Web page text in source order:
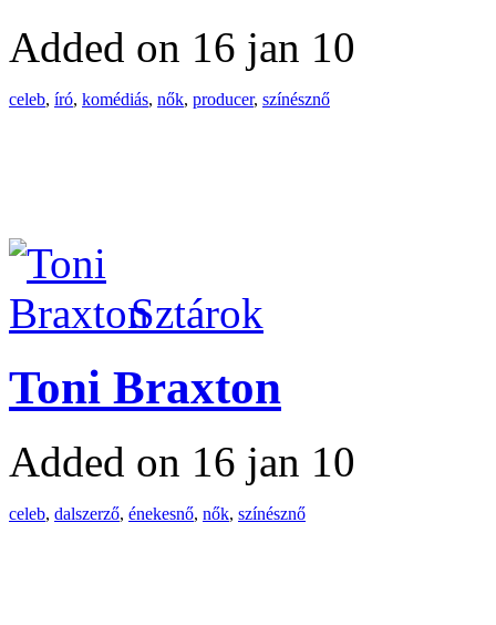
Added on 16 jan 10
celeb, író, komédiás, nők, producer, színésznő
Sztárok
Toni Braxton
Added on 16 jan 10
celeb, dalszerző, énekesnő, nők, színésznő